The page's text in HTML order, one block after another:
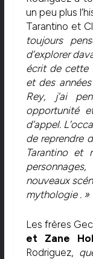
un peu plus
Tarantino et
toujours
d’explorer
écrit de cette
et des
Rey, j’ai
opportunité
d’appel.
de reprendre
Tarantino et
nouveaux
mythologie . »
Les frères
et Zane
Rodriguez,